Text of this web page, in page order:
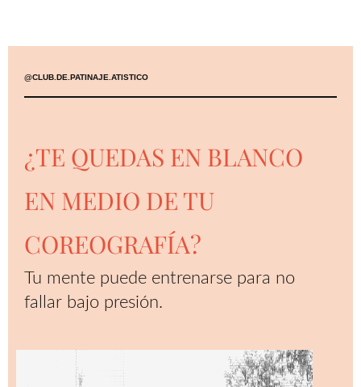
@CLUB.DE.PATINAJE.ATISTICO
¿TE QUEDAS EN BLANCO
EN MEDIO DE TU
COREOGRAFÍA?
Tu mente puede entrenarse para no
fallar bajo presión.